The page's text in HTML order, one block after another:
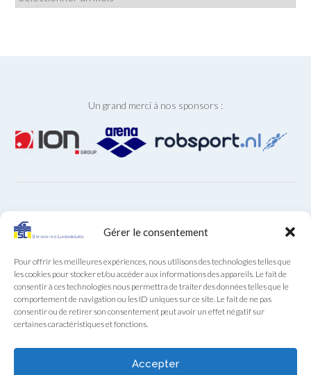
Gérer le consentement
Pour offrir les meilleures expériences, nous utilisons des technologies telles que
les cookies pour stocker et/ou accéder aux informations des appareils. Le fait de
consentir à ces technologies nous permettra de traiter des données telles que le
comportement de navigation ou les ID uniques sur ce site. Le fait de ne pas
consentir ou de retirer son consentement peut avoir un effet négatif sur
certaines caractéristiques et fonctions.
Accepter
Un grand merci à nos sponsors :
ARCHIVES